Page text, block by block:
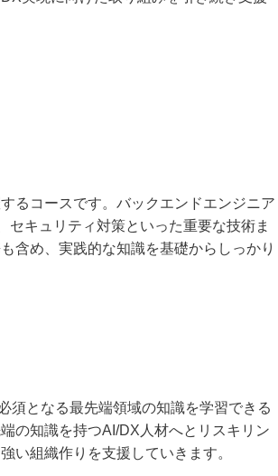
るコースです。バックエンドエンジニア
キュリティ対策といった重要な技術ま
含め、実践的な知識を基礎からしっかり
須となる最先端領域の知識を学習できる
の知識を持つAI/DX人材へとリスキリン
い組織作りを支援していきます。